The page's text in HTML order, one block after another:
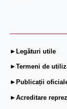
►Legături utile
►Termeni de
►Publicații
►Acreditare